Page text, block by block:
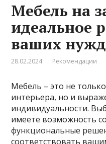
Мебель на
идеальное
ваших нужд
28.02.2024 Рекомендации
Мебель – это не
интерьера, но и
индивидуальности.
имеете возможность
функциональные
соответствовать